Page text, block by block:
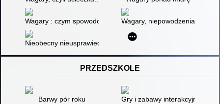
Wagary : czym spowodowana jest słaba frekwencja uczniów?
Wagary, niepowodzenia
Nieobecny nieusprawiedliwiony
PRZEDSZKOLE
Barwy pór roku Gry i zabawy interakcyjne dla